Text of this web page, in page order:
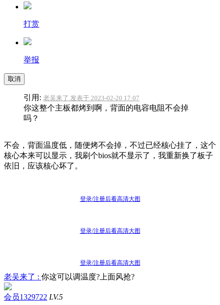
打赏
举报
取消
引用: 老吴来了 发表于 2023-02-20 17:07
你这整个主板都烤到啊，背面的电容电阻不会掉
吗？
不会，背面温度低，随便烤不会掉，不过已经核心挂了，这个
核心本来可以显示，我刷个bios就不显示了，我重新换了板子
依旧，应该核心坏了。
登录/注册后看高清大图
登录/注册后看高清大图
登录/注册后看高清大图
老吴来了 : 你这可以调温度?上面风抢?
会员1329722 LV.5